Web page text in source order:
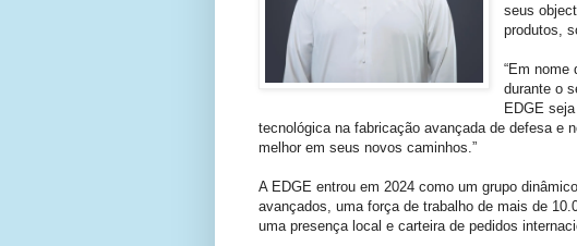
seus
produtos,
“Em nome
durante o
EDGE
tecnológica na fabricação avançada de defesa e
melhor em seus novos caminhos.”
A EDGE entrou em 2024 como um grupo
avançados, uma força de trabalho de mais de
uma presença local e carteira de pedidos